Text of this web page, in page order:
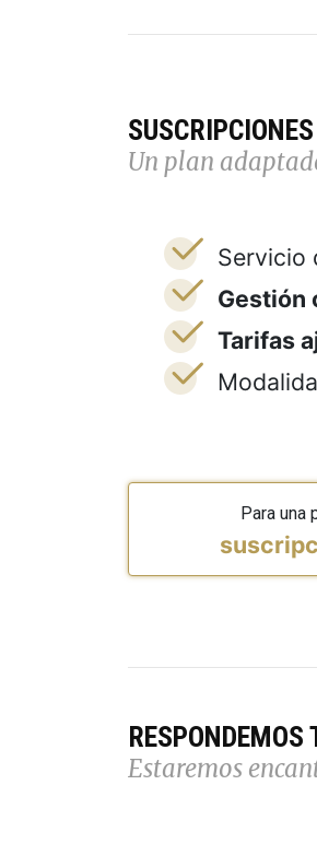
Un plan
Servicio
Gestión
Tarifas
Para
RESPONDEMOS
Estaremos